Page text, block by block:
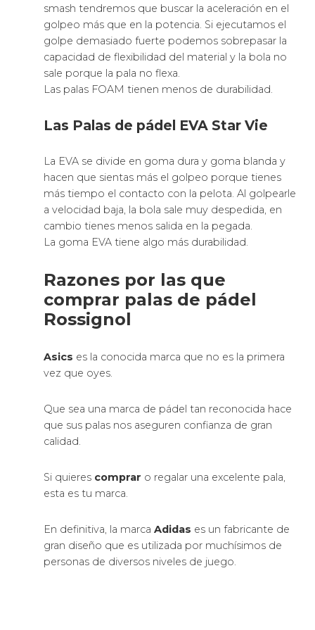
smash tendremos que buscar la aceleración en el
golpeo más que en la potencia. Si ejecutamos el
golpe demasiado fuerte podemos sobrepasar la
capacidad de flexibilidad del material y la bola no
sale porque la pala no flexa.
Las palas FOAM tienen menos de durabilidad.
Las Palas de pádel EVA Star Vie
La EVA se divide en goma dura y goma blanda y
hacen que sientas más el golpeo porque tienes
más tiempo el contacto con la pelota. Al golpearle
a velocidad baja, la bola sale muy despedida, en
cambio tienes menos salida en la pegada.
La goma EVA tiene algo más durabilidad.
Razones por las que
comprar palas de pádel
Rossignol
Asics es la conocida marca que no es la primera
vez que oyes.
Que sea una marca de pádel tan reconocida hace
que sus palas nos aseguren confianza de gran
calidad.
Si quieres comprar o regalar una excelente pala,
esta es tu marca.
En definitiva, la marcaAdidas es un fabricante de
gran diseño que es utilizada por muchísimos de
personas de diversos niveles de juego.